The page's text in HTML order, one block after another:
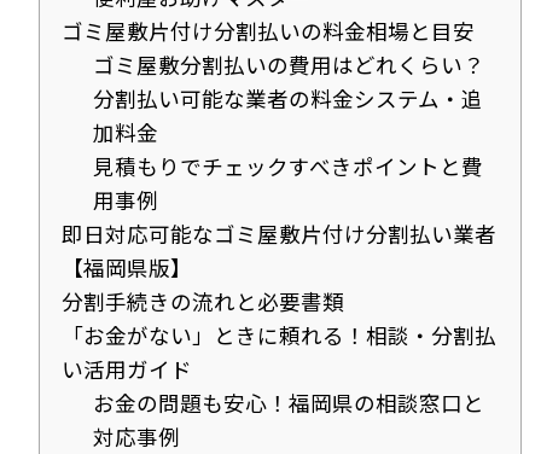
ゴミ屋敷片付け分割払いの料金相場と目安
ゴミ屋敷分割払いの費用はどれくらい？
分割払い可能な業者の料金システム・追
加料金
見積もりでチェックすべきポイントと費
用事例
即日対応可能なゴミ屋敷片付け分割払い業者
【福岡県版】
分割手続きの流れと必要書類
「お金がない」ときに頼れる！相談・分割払
い活用ガイド
お金の問題も安心！福岡県の相談窓口と
対応事例